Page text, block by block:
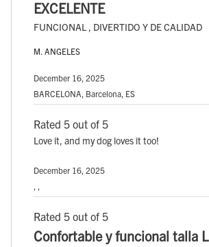
EXCELENTE
FUNCIONAL , DIVERTIDO Y DE CALIDAD
M. ANGELES
December 16, 2025
BARCELONA, Barcelona, ES
Rated 5 out of 5
Love it, and my dog loves it too!
December 16, 2025
Rated 5 out of 5
Confortable y funcional talla L